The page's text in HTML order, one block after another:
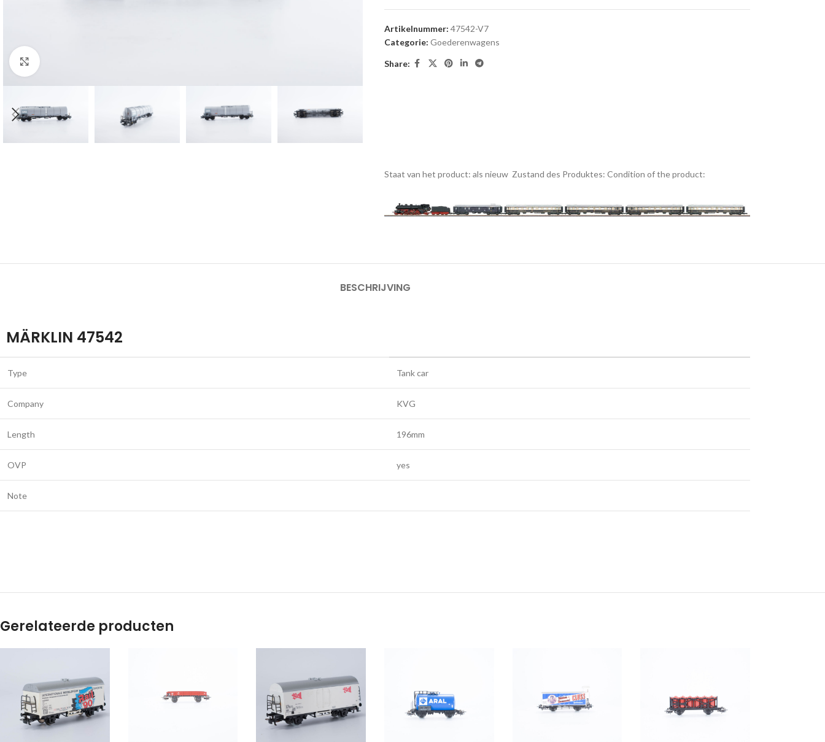
Artikelnummer: 47542-V7
Categorie: Goederenwagens
Share:
Staat van het product: als nieuw Zustand des Produktes: Condition of the product:
BESCHRIJVING
MÄRKLIN 47542
Type Tank car
Company KVG
Length 196mm
OVP yes
Note
Gerelateerde producten